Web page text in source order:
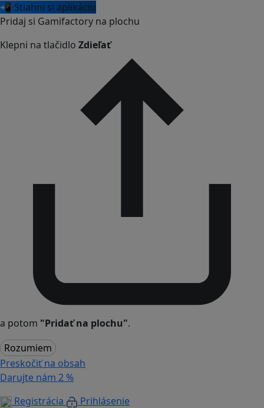
📲 Stiahni si aplikáciu
Pridaj si Gamifactory na plochu
Klepni na tlačidlo Zdieľať
a potom "Pridať na plochu".
Rozumiem
Preskočiť na obsah
Darujte nám 2 %
Registrácia
Prihlásenie